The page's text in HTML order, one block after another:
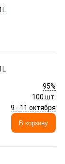
95%
100 шт.
9 - 11 октября
В корзину